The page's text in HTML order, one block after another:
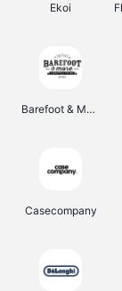
Ekoi
Barefoot & More
Casecompany